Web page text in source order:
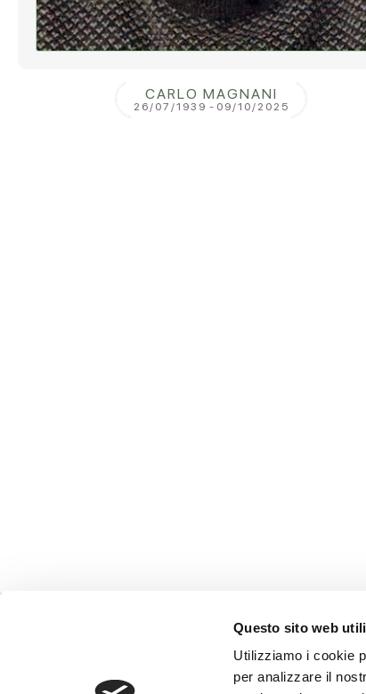
Questo sito web
Utilizziamo i cookie
per analizzare il
CARLO MAGNANI
26/07/1939 - 09/10/2025
Impresa esercente l’attività funebre.